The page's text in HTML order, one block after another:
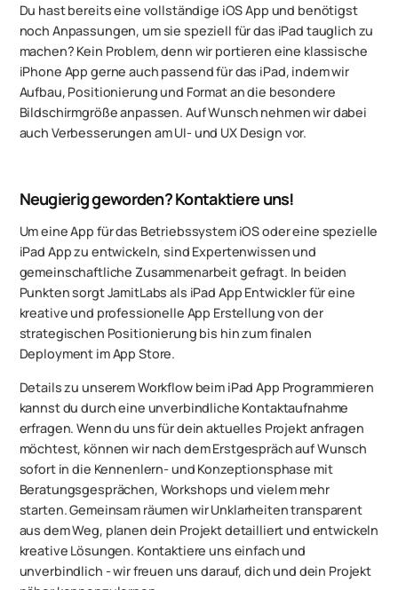
Du hast bereits eine vollständige iOS App und benötigst
noch Anpassungen, um sie speziell für das iPad tauglich zu
machen? Kein Problem, denn wir portieren eine klassische
iPhone App gerne auch passend für das iPad, indem wir
Aufbau, Positionierung und Format an die besondere
Bildschirmgröße anpassen. Auf Wunsch nehmen wir dabei
auch Verbesserungen am UI- und UX Design vor.
Neugierig geworden? Kontaktiere uns!
Um eine App für das Betriebssystem iOS oder eine spezielle
iPad App zu entwickeln, sind Expertenwissen und
gemeinschaftliche Zusammenarbeit gefragt. In beiden
Punkten sorgt JamitLabs als iPad App Entwickler für eine
kreative und professionelle App Erstellung von der
strategischen Positionierung bis hin zum finalen
Deployment im App Store.
Details zu unserem Workflow beim iPad App Programmieren
kannst du durch eine unverbindliche Kontaktaufnahme
erfragen. Wenn du uns für dein aktuelles Projekt anfragen
möchtest, können wir nach dem Erstgespräch auf Wunsch
sofort in die Kennenlern- und Konzeptionsphase mit
Beratungsgesprächen, Workshops und vielem mehr
starten. Gemeinsam räumen wir Unklarheiten transparent
aus dem Weg, planen dein Projekt detailliert und entwickeln
kreative Lösungen. Kontaktiere uns einfach und
unverbindlich - wir freuen uns darauf, dich und dein Projekt